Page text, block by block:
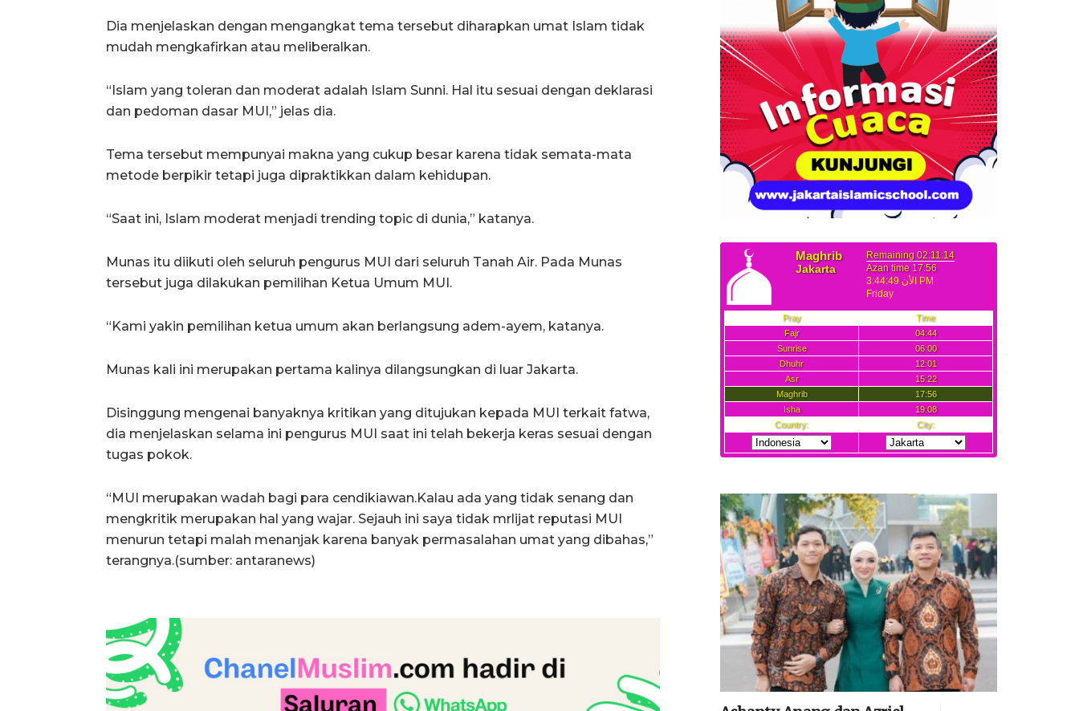
Dia menjelaskan dengan mengangkat tema tersebut diharapkan umat Islam tidak
mudah mengkafirkan atau meliberalkan.
“Islam yang toleran dan moderat adalah Islam Sunni. Hal itu sesuai dengan deklarasi
dan pedoman dasar MUI,” jelas dia.
Tema tersebut mempunyai makna yang cukup besar karena tidak semata-mata
metode berpikir tetapi juga dipraktikkan dalam kehidupan.
“Saat ini, Islam moderat menjadi trending topic di dunia,” katanya.
Munas itu diikuti oleh seluruh pengurus MUI dari seluruh Tanah Air. Pada Munas
tersebut juga dilakukan pemilihan Ketua Umum MUI.
“Kami yakin pemilihan ketua umum akan berlangsung adem-ayem, katanya.
Munas kali ini merupakan pertama kalinya dilangsungkan di luar Jakarta.
Disinggung mengenai banyaknya kritikan yang ditujukan kepada MUI terkait fatwa,
dia menjelaskan selama ini pengurus MUI saat ini telah bekerja keras sesuai dengan
tugas pokok.
“MUI merupakan wadah bagi para cendikiawan.Kalau ada yang tidak senang dan
mengkritik merupakan hal yang wajar. Sejauh ini saya tidak mrlijat reputasi MUI
menurun tetapi malah menanjak karena banyak permasalahan umat yang dibahas,”
terangnya.(sumber: antaranews)